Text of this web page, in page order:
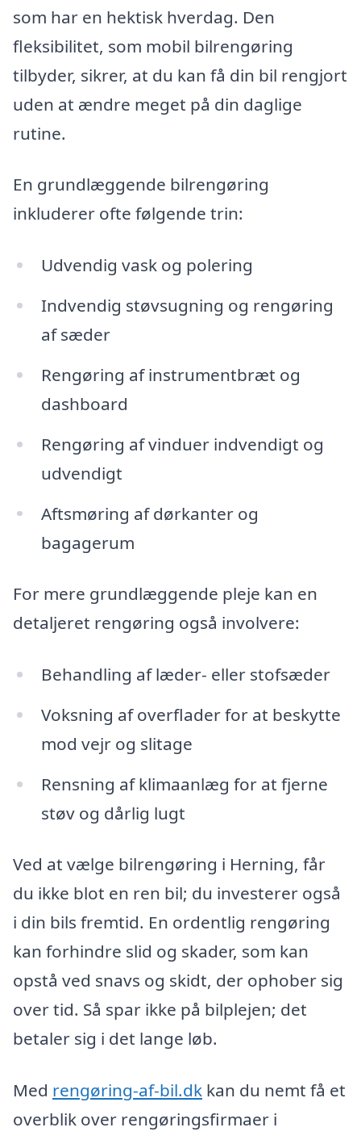
som har en hektisk hverdag. Den
fleksibilitet, som mobil bilrengøring
tilbyder, sikrer, at du kan få din bil rengjort
uden at ændre meget på din daglige
rutine.
En grundlæggende bilrengøring
inkluderer ofte følgende trin:
Udvendig vask og polering
Indvendig støvsugning og rengøring
af sæder
Rengøring af instrumentbræt og
dashboard
Rengøring af vinduer indvendigt og
udvendigt
Aftsmøring af dørkanter og
bagagerum
For mere grundlæggende pleje kan en
detaljeret rengøring også involvere:
Behandling af læder- eller stofsæder
Voksning af overflader for at beskytte
mod vejr og slitage
Rensning af klimaanlæg for at fjerne
støv og dårlig lugt
Ved at vælge bilrengøring i Herning, får
du ikke blot en ren bil; du investerer også
i din bils fremtid. En ordentlig rengøring
kan forhindre slid og skader, som kan
opstå ved snavs og skidt, der ophober sig
over tid. Så spar ikke på bilplejen; det
betaler sig i det lange løb.
Med rengøring-af-bil.dk kan du nemt få et
overblik over rengøringsfirmaer i